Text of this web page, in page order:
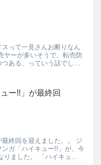
って一見さんお断りなん
ある、っていう話でし
ュー!!」が最終回
回を迎えました。。 ジ
ガ「ハイキュー!!」が、今
。 「ハイキュ